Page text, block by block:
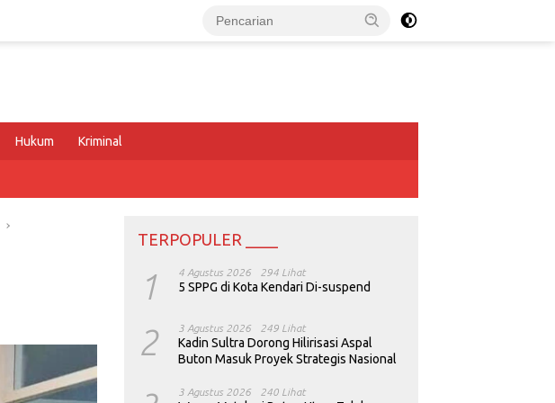
Hukum Kriminal
TERPOPULER ____
1 4 Agustus 2026 294 Lihat
5 SPPG di Kota Kendari Di-suspend
2 3 Agustus 2026 249 Lihat
Kadin Sultra Dorong Hilirisasi Aspal
Buton Masuk Proyek Strategis Nasional
3 Agustus 2026 240 Lihat